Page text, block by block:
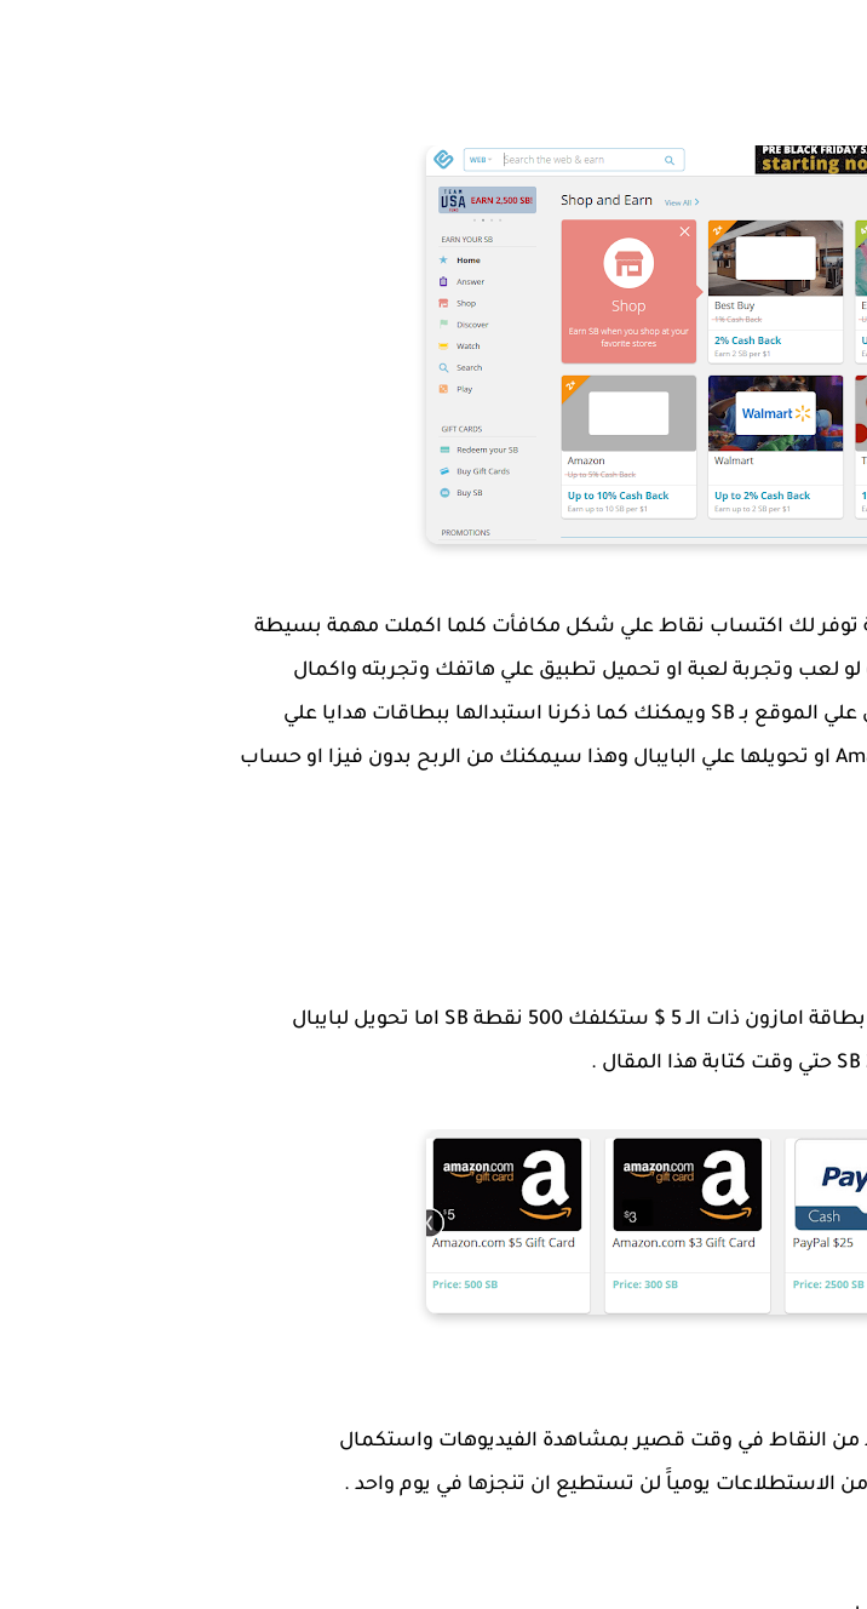
لك اكتساب نقاط علي شكل مكافأت كلما اكملت مهمة بسيطة
لعب وتجربة لعبة او تحميل تطبيق علي هاتفك وتجربته واكمال
استبيان معين وهذه النقاط تقوم بأستبدالها بأموال وتسمي علي الموقع بـ SB ويمكنك كما ذكرنا استبدالها ببطاقات هدايا علي
متاجر عالمية مثل Amazon, Starbucks, Argos, M&S and iTunes او تحويلها علي البايبال وهذا سيمكنك من الربح بدون فيزا او حساب
اولاََ يجب ان تعلم عن مقدار النقاط بالدولار علي الموقع حيث بطاقة امازون ذات الـ 5 $ ستكلفك 500 نقطة SB اما تحويل لبايبال
من النقاط في وقت قصير بمشاهدة الفيديوهات واستكمال
يومياََ لن تستطيع ان تنجزها في يوم واحد .